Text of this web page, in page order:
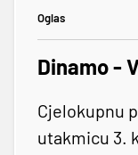
Oglas
Dinamo -
Cjelokupnu
utakmicu 3.